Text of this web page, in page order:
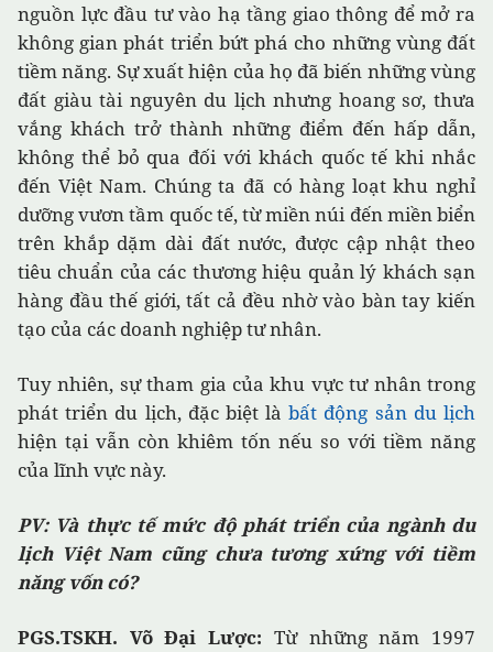
nguồn lực đầu tư vào hạ tầng giao thông để mở ra
không gian phát triển bứt phá cho những vùng đất
tiềm năng. Sự xuất hiện của họ đã biến những vùng
đất giàu tài nguyên du lịch nhưng hoang sơ, thưa
vắng khách trở thành những điểm đến hấp dẫn,
không thể bỏ qua đối với khách quốc tế khi nhắc
đến Việt Nam. Chúng ta đã có hàng loạt khu nghỉ
dưỡng vươn tầm quốc tế, từ miền núi đến miền biển
trên khắp dặm dài đất nước, được cập nhật theo
tiêu chuẩn của các thương hiệu quản lý khách sạn
hàng đầu thế giới, tất cả đều nhờ vào bàn tay kiến
tạo của các doanh nghiệp tư nhân.
Tuy nhiên, sự tham gia của khu vực tư nhân trong
phát triển du lịch, đặc biệt làbất động sản du lịch
hiện tại vẫn còn khiêm tốn nếu so với tiềm năng
của lĩnh vực này.
PV: Và thực tế mức độ phát triển của ngành du
lịch Việt Nam cũng chưa tương xứng với tiềm
năng vốn có?
PGS.TSKH. Võ Đại Lược: Từ những năm 1997